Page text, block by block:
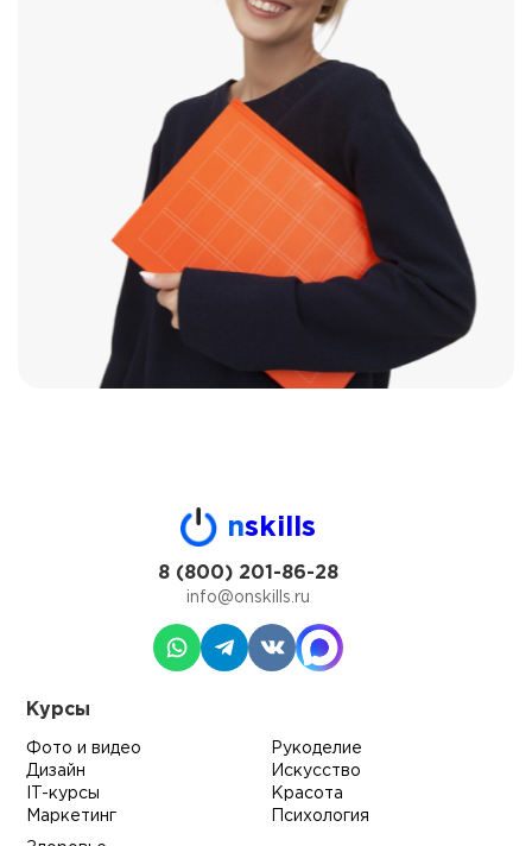
nskills
8 (800) 201-86-28
info@onskills.ru
Курсы
Фото и видео
Дизайн
IT-курсы
Маркетинг
Рукоделие
Искусство
Красота
Психология